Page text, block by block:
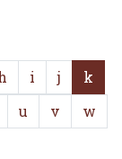
i j
k
u v
w